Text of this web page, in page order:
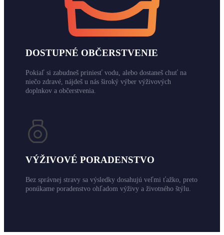
DOSTUPNÉ OBČERSTVENIE
Pokiaľ si zabudneš priniesť vodu, alebo dostaneš chuť na
niečo zdravé, nájdeš u nás široký výber výživových
doplnkov a občerstvenia.
VÝŽIVOVÉ PORADENSTVO
Bez správnej stravy sa výsledky dosahujú veľmi ťažko, preto
ponúkame poradenstvo ohľadom výživy a životného štýlu.